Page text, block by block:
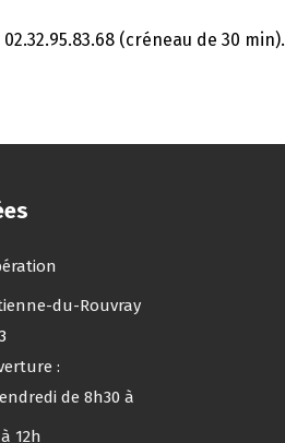
(créneau de 30 min).
du-Rouvray
:
de 8h30 à
12h